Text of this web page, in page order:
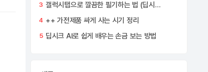
3 갤럭시탭으로 깔끔한 필기하는 법 (딥시크 AI 활용)
4 ++ 가전제품 싸게 사는 시기 정리
5 딥시크 AI로 쉽게 배우는 손금 보는 방법